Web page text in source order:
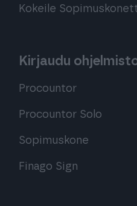
Kokeile
Kirjaudu
Procountor
Procountor Solo
Sopimuskone
Finago Sign